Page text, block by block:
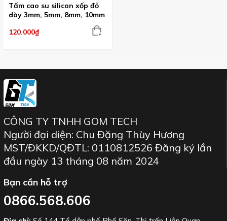
Tấm cao su silicon xốp đỏ
dày 3mm, 5mm, 8mm, 10mm
120.000₫
CÔNG TY TNHH GOM TECH
Người đại diện: Chu Đặng Thùy Hương
MST/ĐKKD/QĐTL: 0110812526 Đăng ký lần
đầu ngày 13 tháng 08 năm 2024
Bạn cần hỗ trợ
0866.568.606